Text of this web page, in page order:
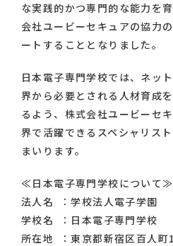
な実践的かつ専門的な能力を
会社ユービーセキュアの協力
ートすることとなりました。
日本電子専門学校では、ネッ
界から必要とされる人材育成
るよう、株式会社ユービーセ
界で活躍できるスペシャリス
まいります。
≪日本電子専門学校について≫
法人名 ：学校法人電子学園
学校名 ：日本電子専門学校
所在地 ：東京都新宿区百人